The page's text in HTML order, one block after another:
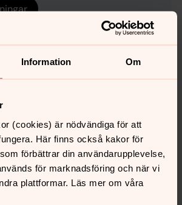
Information Om
(cookies) är nödvändiga för att
Här finns också kakor för
förbättrar din användarupplevelse,
för marknadsföring och när vi
plattformar. Läs mer om våra
som fredspunkter
och globala
aktörer vara med och bygga
genom att mötas över
här i Sverige och globalt?
Nausner, strateg i Örebro pastorat
, professor i religionspsykologi vid